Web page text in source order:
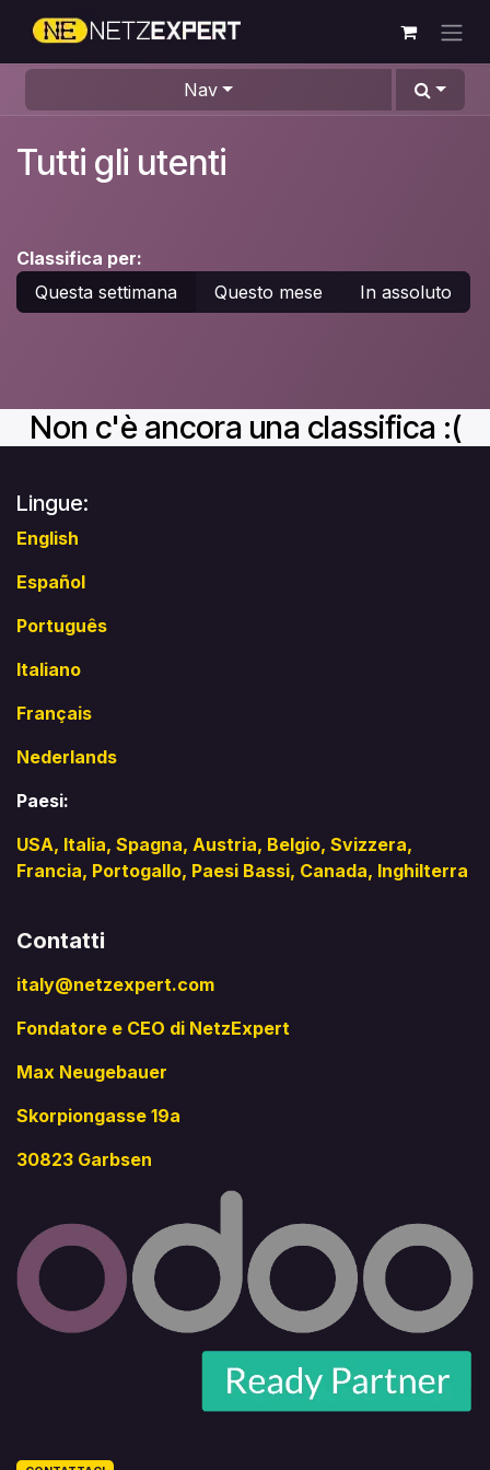
Passa al contenuto
Nav
Tutti gli utenti
Classifica per:
Questa settimana
Questo mese In assoluto
Non c'è ancora una classifica :(
Lingue:
English
Español
Português
Italiano
Français
Nederlands
Paesi:
USA, Italia, Spagna, Austria, Belgio, Svizzera,
Francia, Portogallo, Paesi Bassi, Canada, Inghilterra
Contatti
italy@netzexpert.com
Fondatore e CEO di NetzExpert
Max Neugebauer
Skorpiongasse 19a
30823 Garbsen